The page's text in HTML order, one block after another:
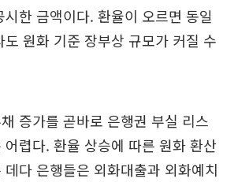
한 금액이다. 환율이 오르면 동일
도 원화 기준 장부상 규모가 커질 수
증가를 곧바로 은행권 부실 리스
어렵다. 환율 상승에 따른 원화 환산
다 은행들은 외화대출과 외화예치